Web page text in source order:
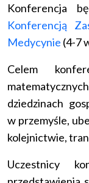
Konferencja
Konferencją
Medycynie (4-7
Celem
dziedzinach
w przemyśle,
kolejnictwie,
Uczestnicy